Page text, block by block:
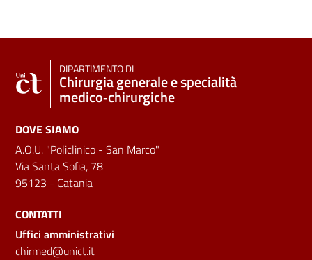
DIPARTIMENTO DI
Chirurgia generale e specialità
medico‑chirurgiche
DOVE SIAMO
A.O.U. "Policlinico - San Marco"
Via Santa Sofia, 78
95123 - Catania
CONTATTI
Uffici amministrativi
chirmed@unict.it